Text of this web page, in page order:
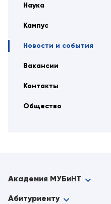
Наука
Кампус
Новости и события
Вакансии
Контакты
Общество
Академия МУБиНТ
Абитуриенту